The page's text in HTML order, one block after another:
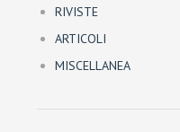
RIVISTE
ARTICOLI
MISCELLANEA